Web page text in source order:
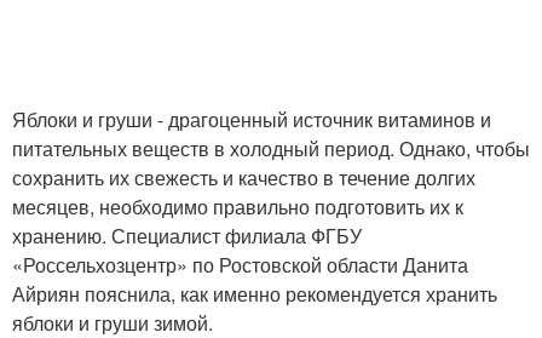
Заготовки из груш Варение из груш
Консервы из груши Груша на зиму
Яблоки и груши - драгоценный источник витаминов и
питательных веществ в холодный период. Однако, чтобы
сохранить их свежесть и качество в течение долгих
месяцев, необходимо правильно подготовить их к
хранению. Специалист филиала ФГБУ
«Россельхозцентр» по Ростовской области Данита
Айриян пояснила, как именно рекомендуется хранить
яблоки и груши зимой.